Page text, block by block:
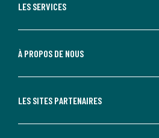
LES SERVICES
À PROPOS DE NOUS
LES SITES PARTENAIRES